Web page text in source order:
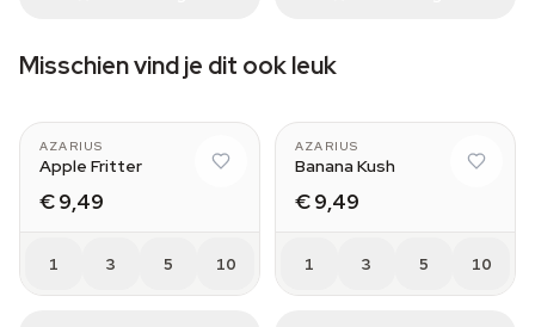
Misschien vind je dit ook leuk
AZARIUS
Apple Fritter
€ 9,49
1 3 5 10
AZARIUS
Banana Kush
€ 9,49
1 3 5 10